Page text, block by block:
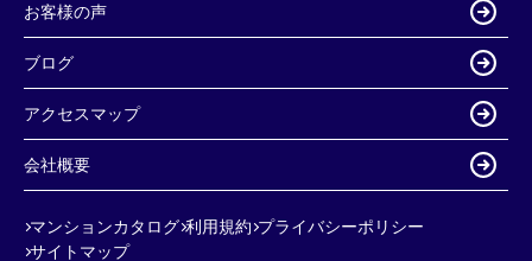
お客様の声
ブログ
アクセスマップ
会社概要
マンションカタログ 利用規約 プライバシーポリシー
サイトマップ